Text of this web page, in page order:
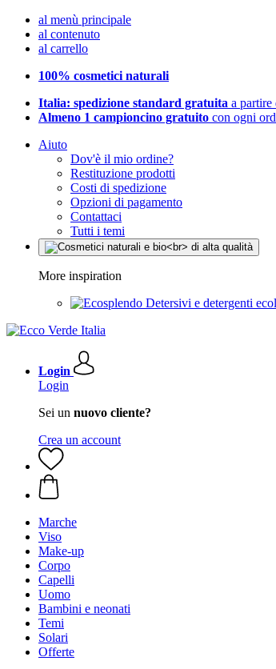
al menù principale
al contenuto
al carrello
100% cosmetici naturali
Italia: spedizione standard gratuita a partire
Almeno 1 campioncino gratuito con ogni
Aiuto
Dov'è il mio ordine?
Restituzione prodotti
Costi di spedizione
Opzioni di pagamento
Contattaci
Tutti i temi
More inspiration
Detersivi e detergenti
Login
Login
Sei un nuovo cliente?
Crea un account
Marche
Viso
Make-up
Corpo
Capelli
Uomo
Bambini e neonati
Temi
Solari
Offerte